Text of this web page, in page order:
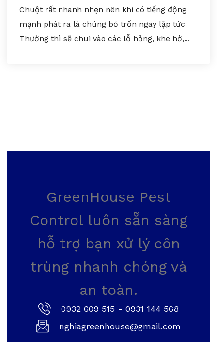
Chuột rất nhanh nhẹn nên khi có tiếng động
mạnh phát ra là chúng bỏ trốn ngay lập tức.
Thường thì sẽ chui vào các lỗ hỏng, khe hở,...
GreenHouse Pest
Control luôn sẵn sàng
hỗ trợ bạn xử lý côn
trùng nhanh chóng và
an toàn.
0932 609 515 - 0931 144 568
nghiagreenhouse@gmail.com